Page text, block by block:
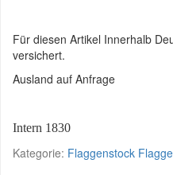
Für diesen Artikel Innerhalb
versichert.
Ausland auf Anfrage
Intern 1830
Kategorie: Flaggenstock Flagge